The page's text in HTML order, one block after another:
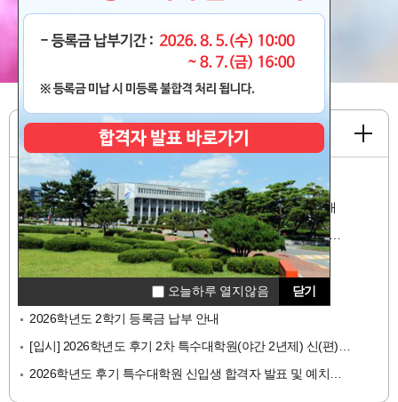
2026학년도 후기 특수대학원 신입생 본등록금 납부 안내
2026학년도 후기 2차 특수대학원 신입생 합격자 발표 안내
2025학년도 후기(2026년 8월) 특수대학원 학위수여식 개최 사전 안내
2026학년도 후기 2차 특수대학원 신입학 면접고사 안내
2026학년도 하계방학 중 단축근무 및 집중휴가 기간 안내
2026학년도 2학기 등록금 납부 안내
2026학년도 후기 특수대학원 신입생 합격자 발표 및 예치금 납부 안내
오늘하루 열지않음 닫기
오늘하루 열지않음 닫기